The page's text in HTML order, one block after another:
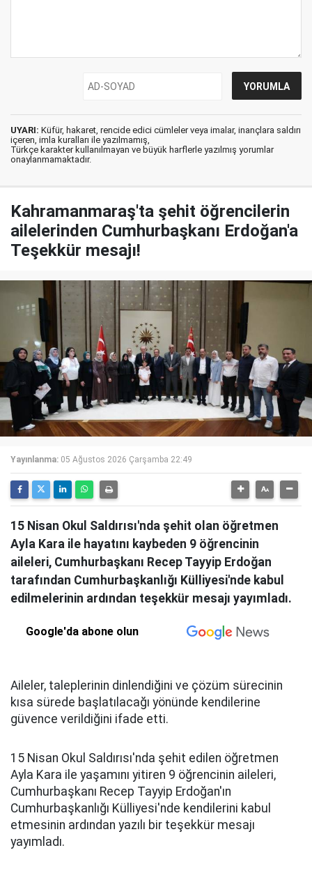
UYARI: Küfür, hakaret, rencide edici cümleler veya imalar, inançlara saldırı
içeren, imla kuralları ile yazılmamış,
Türkçe karakter kullanılmayan ve büyük harflerle yazılmış yorumlar
onaylanmamaktadır.
Kahramanmaraş'ta şehit öğrencilerin
ailelerinden Cumhurbaşkanı Erdoğan'a
Teşekkür mesajı!
Yayınlanma: 05 Ağustos 2026 Çarşamba 22:49
15 Nisan Okul Saldırısı'nda şehit olan öğretmen
Ayla Kara ile hayatını kaybeden 9 öğrencinin
aileleri, Cumhurbaşkanı Recep Tayyip Erdoğan
tarafından Cumhurbaşkanlığı Külliyesi'nde kabul
edilmelerinin ardından teşekkür mesajı yayımladı.
Google'da abone olun
Aileler, taleplerinin dinlendiğini ve çözüm sürecinin
kısa sürede başlatılacağı yönünde kendilerine
güvence verildiğini ifade etti.
15 Nisan Okul Saldırısı'nda şehit edilen öğretmen
Ayla Kara ile yaşamını yitiren 9 öğrencinin aileleri,
Cumhurbaşkanı Recep Tayyip Erdoğan'ın
Cumhurbaşkanlığı Külliyesi'nde kendilerini kabul
etmesinin ardından yazılı bir teşekkür mesajı
yayımladı.